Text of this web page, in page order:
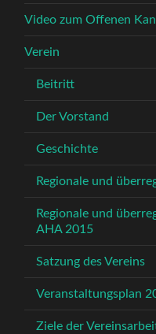
Video zum Offenen
Verein
Beitritt
Der Vorstand
Geschichte
Regionale und
Regionale und
AHA 2015
Satzung des Vereins
Veranstaltungsplan
Ziele der